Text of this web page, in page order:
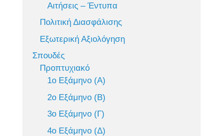
Αιτήσεις – Έντυπα
Πολιτική Διασφάλισης
Εξωτερική Αξιολόγηση
Σπουδές
Προπτυχιακό
1ο Εξάμηνο (Α)
2ο Εξάμηνο (Β)
3ο Εξάμηνο (Γ)
4ο Εξάμηνο (Δ)